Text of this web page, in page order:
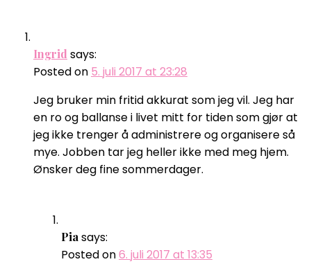
Ingrid says:
Posted on 5. juli 2017 at 23:28
Jeg bruker min fritid akkurat som jeg vil. Jeg har
en ro og ballanse i livet mitt for tiden som gjør at
jeg ikke trenger å administrere og organisere så
mye. Jobben tar jeg heller ikke med meg hjem.
Ønsker deg fine sommerdager.
Piasays:
Posted on6. juli 2017 at 13:35